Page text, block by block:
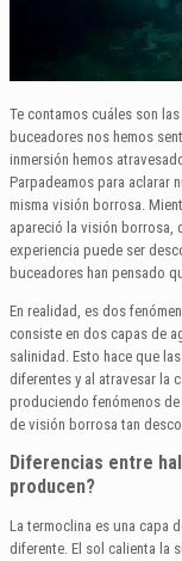
Te contamos cuáles son
buceadores nos hemos
inmersión hemos
Parpadeamos para aclarar
misma visión borrosa.
apareció la visión borrosa,
experiencia puede ser
buceadores han pensado
En realidad, es dos
consiste en dos capas de
salinidad. Esto hace que
diferentes y al atravesar la
produciendo fenómenos
de visión borrosa tan
Diferencias entre
producen?
La termoclina es una capa
diferente. El sol calienta la